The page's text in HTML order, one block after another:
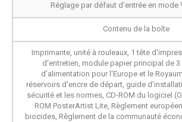
Réglage par défaut d'entrée en mode
Contenu de la boîte
Imprimante, unité à rouleaux, 1 tête
d'entretien, module papier principal de
d'alimentation pour l'Europe et le
réservoirs d'encre de départ, guide
sécurité et les normes, CD-ROM du logiciel
ROM PosterArtist Lite, Règlement
biocides, Règlement de la communauté